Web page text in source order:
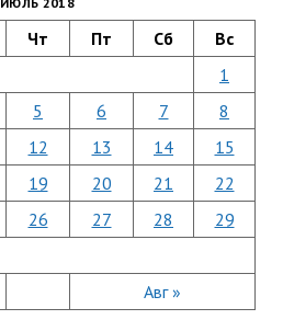
Чт Пт Сб Вс
Авг »
1
5 6 7
8
12 13 14
15
19 20 21
22
26 27 28
29